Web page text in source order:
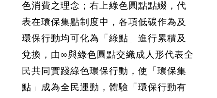
色消費之理念；右上綠色圓點點綴，代
表在環保集點制度中，各項低碳作為及
環保行動均可化為「綠點」進行累積及
兌換，由∞與綠色圓點交織成人形代表全
民共同實踐綠色環保行動，使「環保集
點」成為全民運動，體驗「環保行動有